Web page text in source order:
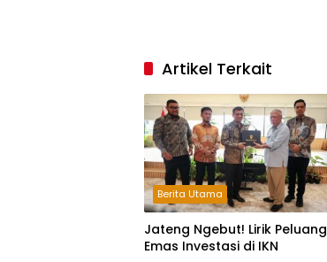
Artikel Terkait
Berita Utama
Jateng Ngebut! Lirik Peluang
Emas Investasi di IKN